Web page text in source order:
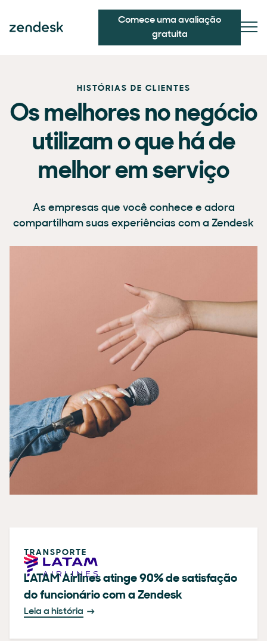
Comece uma avaliação
gratuita
HISTÓRIAS DE CLIENTES
Os melhores no negócio
utilizam o que há de
melhor em serviço
As empresas que você conhece e adora
compartilham suas experiências com a Zendesk
TRANSPORTE
LATAM Airlines atinge 90% de satisfação
do funcionário com a Zendesk
Leia a história